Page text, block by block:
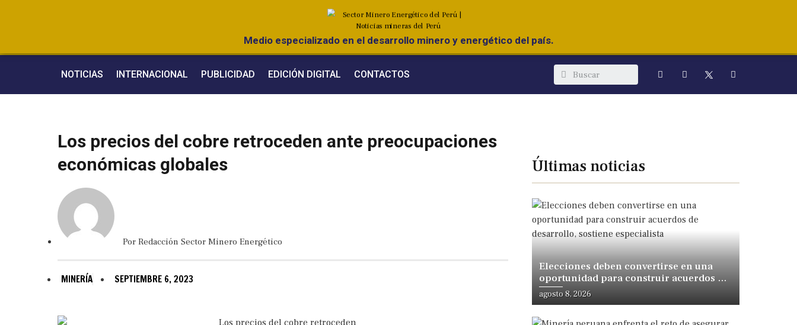
Medio especializado en el desarrollo minero y energético del país.
NOTICIAS INTERNACIONAL PUBLICIDAD EDICIÓN DIGITAL CONTACTOS
Los precios del cobre retroceden ante preocupaciones
económicas globales
Por Redacción Sector Minero Energético
MINERÍA SEPTIEMBRE 6, 2023
Últimas noticias
Elecciones deben convertirse en una
oportunidad para construir acuerdos de
desarrollo, sostiene especialista
agosto 8, 2026